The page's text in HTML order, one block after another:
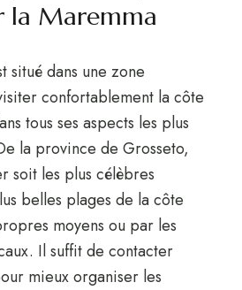
la Maremma
situé dans une zone
confortablement la côte
tous ses aspects les plus
la province de Grosseto,
soit les plus célèbres
belles plages de la côte
moyens ou par les
Il suffit de contacter
mieux organiser les